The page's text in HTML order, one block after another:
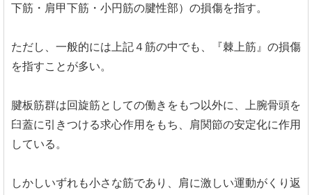
下筋・肩甲下筋・小円筋の腱性部）の損傷を指す。
ただし、一般的には上記４筋の中でも、『棘上筋』の損傷
を指すことが多い。
腱板筋群は回旋筋としての働きをもつ以外に、上腕骨頭を
臼蓋に引きつける求心作用をもち、肩関節の安定化に作用
している。
しかしいずれも小さな筋であり、肩に激しい運動がくり返